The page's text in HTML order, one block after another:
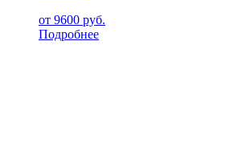
от 9600 руб.
Подробнее